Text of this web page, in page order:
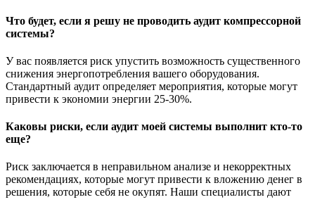
Что будет, если я решу не проводить аудит компрессорной
системы?
У вас появляется риск упустить возможность существенного
снижения энергопотребления вашего оборудования.
Стандартный аудит определяет мероприятия, которые могут
привести к экономии энергии 25-30%.
Каковы риски, если аудит моей системы выполнит кто-то
еще?
Риск заключается в неправильном анализе и некорректных
рекомендациях, которые могут привести к вложению денег в
решения, которые себя не окупят. Наши специалисты дают